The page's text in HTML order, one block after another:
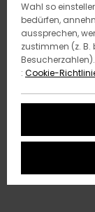
Wahl so
bedürfen,
aussprechen,
zustimmen (z.
: Cookie-